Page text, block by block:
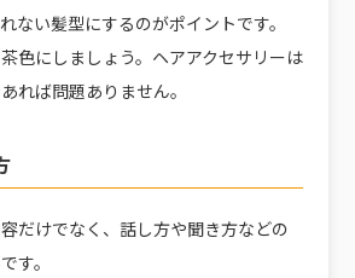
ない髪型にするのがポイントです。
色にしましょう。ヘアアクセサリーは
れば問題ありません。
だけでなく、話し方や聞き方などの
す。